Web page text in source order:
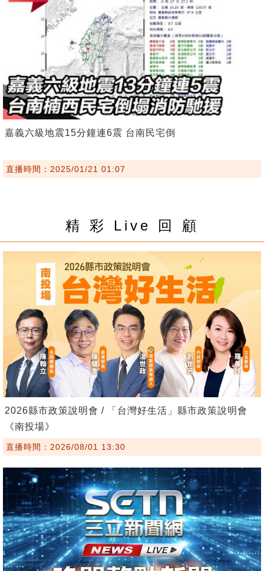
嘉義六級地震15分鐘連6震 台南民宅倒
直播時間：2025/01/21 01:07
精 彩 Live 回 顧
2026縣市政策說明會 / 「台灣好生活」縣市政策說明會
《南投場》
直播時間：2026/08/01 13:30